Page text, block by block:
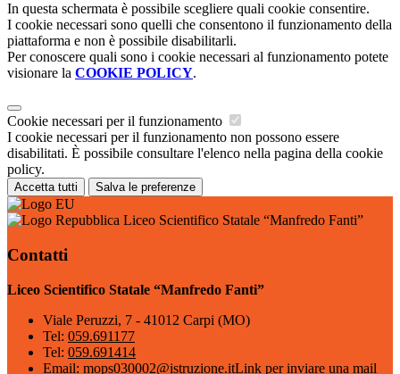
In questa schermata è possibile scegliere quali cookie consentire.
I cookie necessari sono quelli che consentono il funzionamento della
piattaforma e non è possibile disabilitarli.
Per conoscere quali sono i cookie necessari al funzionamento potete
visionare la COOKIE POLICY.
Cookie necessari per il funzionamento
I cookie necessari per il funzionamento non possono essere
disabilitati. È possibile consultare l'elenco nella pagina della cookie
policy.
Accetta tutti Salva le preferenze
Liceo Scientifico Statale “Manfredo Fanti”
Contatti
Liceo Scientifico Statale “Manfredo Fanti”
Viale Peruzzi, 7 - 41012 Carpi (MO)
Tel: 059.691177
Tel: 059.691414
Email: mops030002@istruzione.itLink per inviare una mail